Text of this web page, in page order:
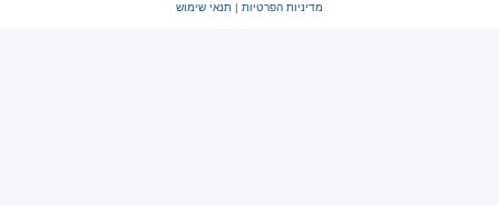
מדיניות הפרטיות | תנאי שימוש